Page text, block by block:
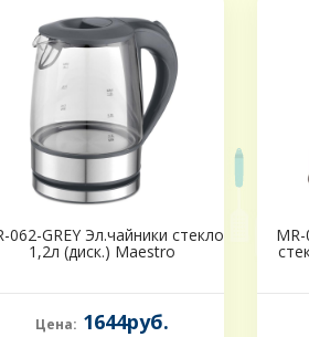
062-GREY Эл.чайники стекло
1,2л (диск.) Maestro
Цена: 1644руб.